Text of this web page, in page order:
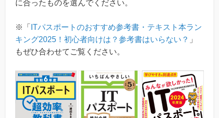
に合ったものを選んでください。
※「 ITパスポートのおすすめ参考書・テキスト本ラン
キング2025！初心者向けは？参考書はいらない？ 」
もぜひ合わせてご覧ください。